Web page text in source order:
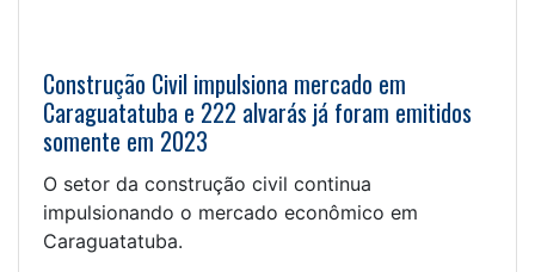
Construção Civil impulsiona mercado em
Caraguatatuba e 222 alvarás já foram emitidos
somente em 2023
O setor da construção civil continua
impulsionando o mercado econômico em
Caraguatatuba.